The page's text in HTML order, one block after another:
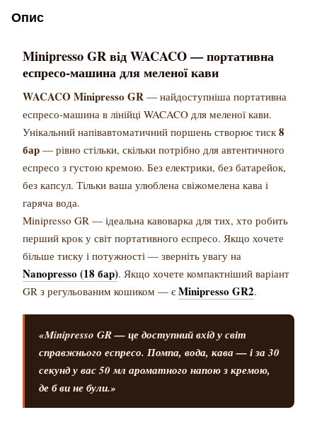
Опис
Minipresso GR від WACACO — портативна
еспресо-машина для меленої кави
WACACO Minipresso GR — найдоступніша портативна
еспресо-машина в лінійці WACACO для меленої кави.
Унікальний напівавтоматичний поршень створює тиск 8
бар — рівно стільки, скільки потрібно для автентичного
еспресо з густою кремою. Без електрики, без батарейок,
без капсул. Тільки ваша улюблена свіжомелена кава і
гаряча вода.
Minipresso GR — ідеальна кавоварка для тих, хто робить
перший крок у світ портативного еспресо. Якщо хочете
більше тиску і потужності — зверніть увагу на
Nanopresso (18 бар). Якщо хочете компактніший варіант
GR з регульованим кошиком — є Minipresso GR2.
«Minipresso GR — це доступний вхід у світ
справжнього еспресо. Помпа, вода, кава — і за 30
секунд у вас 50 мл ароматного напою з кремою,
де б ви не були.»